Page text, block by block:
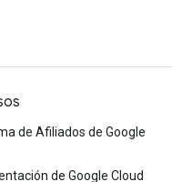
de Afiliados de Google
de Google Cloud